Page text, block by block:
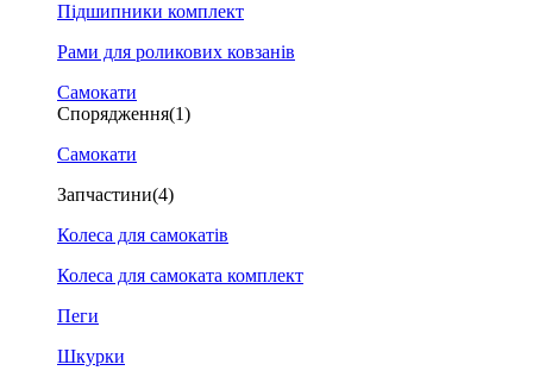
Підшипники комплект
Рами для роликових ковзанів
Самокати
Спорядження(1)
Самокати
Запчастини(4)
Колеса для самокатів
Колеса для самоката комплект
Пеги
Шкурки